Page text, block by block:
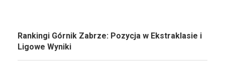
Rankingi Górnik Zabrze: Pozycja w Ekstraklasie i
Ligowe Wyniki